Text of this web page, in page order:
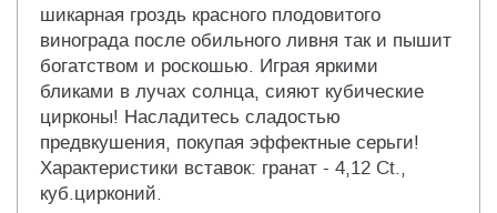
шикарная гроздь красного плодовитого
винограда после обильного ливня так и пышит
богатством и роскошью. Играя яркими
бликами в лучах солнца, сияют кубические
цирконы! Насладитесь сладостью
предвкушения, покупая эффектные серьги!
Характеристики вставок: гранат - 4,12 Ct.,
куб.цирконий.